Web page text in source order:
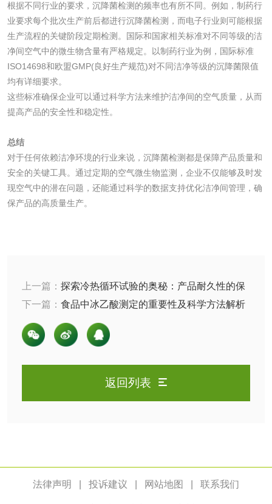
根据不同行业的要求，沉降菌检测的频率也有所不同。例如，制药行
业要求每个批次生产前后都进行沉降菌检测，而电子行业则可能根据
生产流程的关键阶段定期检测。国际和国家相关标准对不同等级的洁
净间空气中的微生物含量有严格规定。以制药行业为例，国际标准
ISO14698和欧盟GMP(良好生产规范)对不同洁净等级的沉降菌限值
均有详细要求。
这些标准确保企业可以通过科学方法来维护洁净间的空气质量，从而
提高产品的安全性和稳定性。
总结
对于任何依赖洁净环境的行业来说，沉降菌检测都是保障产品质量和
安全的关键工具。通过定期的空气微生物监测，企业不仅能够及时发
现空气中的潜在问题，还能通过科学的数据支持优化洁净间管理，确
保产品的高质量生产。
上一篇： 探索冷热循环试验的奥秘：产品耐久性的保
障
下一篇： 食品中冰乙酸测定的重要性及科学方法解析
返回列表
法律声明 投诉建议 网站地图 联系我们
化工原料检测 化学品检测
工业用氯化铵检测
油墨检测
玻璃画颜料检测 儿童水粉画颜料检
油品检测 润滑油检测
生物柴油检测
齿轮油检测
食品接触材料检测 奶嘴检测